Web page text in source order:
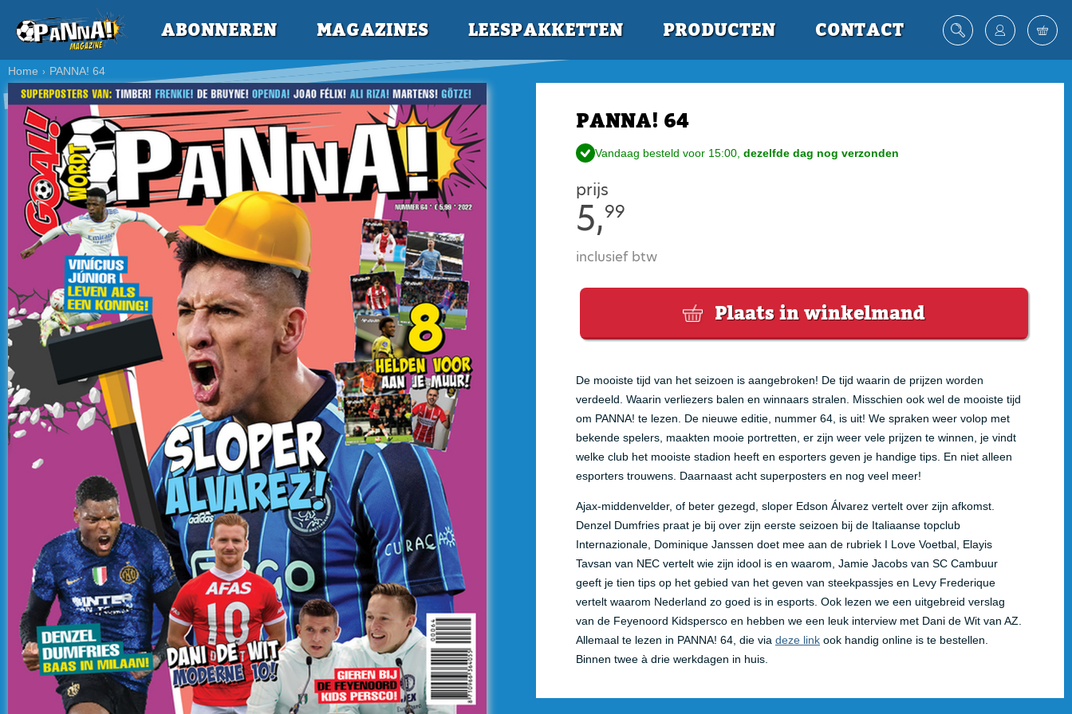
ABONNEREN MAGAZINES LEESPAKKETTEN PRODUCTEN CONTACT
Home › PANNA! 64
PANNA! 64
Vandaag besteld voor 15:00, dezelfde dag nog verzonden
prijs
5,99
inclusief btw
Plaats in winkelmand
De mooiste tijd van het seizoen is aangebroken! De tijd waarin de prijzen worden
verdeeld. Waarin verliezers balen en winnaars stralen. Misschien ook wel de mooiste tijd
om PANNA! te lezen. De nieuwe editie, nummer 64, is uit! We spraken weer volop met
bekende spelers, maakten mooie portretten, er zijn weer vele prijzen te winnen, je vindt
welke club het mooiste stadion heeft en esporters geven je handige tips. En niet alleen
esporters trouwens. Daarnaast acht superposters en nog veel meer!
Ajax-middenvelder, of beter gezegd, sloper Edson Álvarez vertelt over zijn afkomst.
Denzel Dumfries praat je bij over zijn eerste seizoen bij de Italiaanse topclub
Internazionale, Dominique Janssen doet mee aan de rubriek I Love Voetbal, Elayis
Tavsan van NEC vertelt wie zijn idool is en waarom, Jamie Jacobs van SC Cambuur
geeft je tien tips op het gebied van het geven van steekpassjes en Levy Frederique
vertelt waarom Nederland zo goed is in esports. Ook lezen we een uitgebreid verslag
van de Feyenoord Kidspersco en hebben we een leuk interview met Dani de Wit van AZ.
Allemaal te lezen in PANNA! 64, die via deze link ook handig online is te bestellen.
Binnen twee à drie werkdagen in huis.